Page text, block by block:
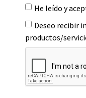
He leído y
Deseo recibir
productos/